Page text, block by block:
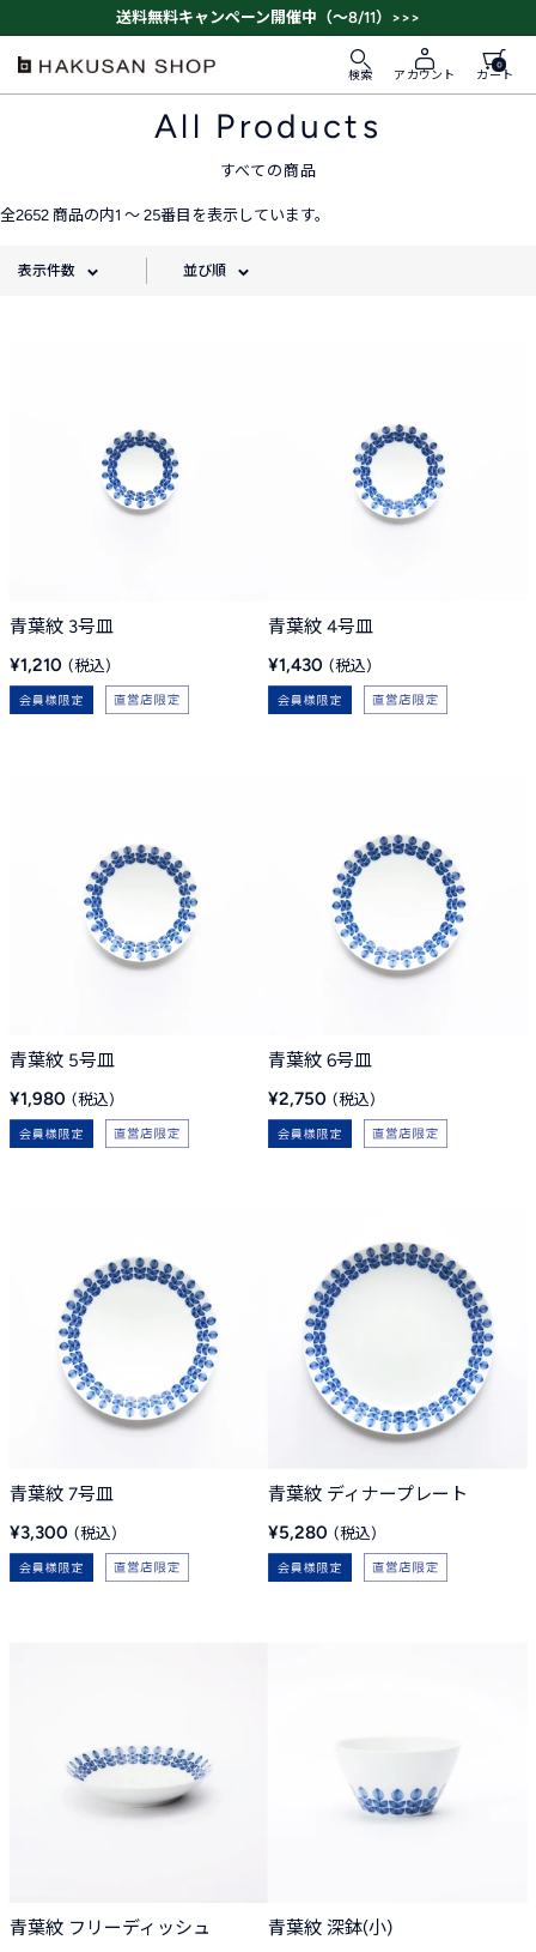
キ
プ
送料無料キャンペーン開催中（～8/11）>>>
HAKUSAN
SHOP
検索 アカウント
0
カート
All Products
すべての商品
全2652 商品の内1 〜 25番目を表示しています。
表示件数 並び順
青葉紋 3号皿
販
売
価
格
¥1,210
青葉紋 4号皿
販
売
価
格
¥1,430
青葉紋 5号皿
販
売
価
格
¥1,980
青葉紋 6号皿
販
売
価
格
¥2,750
青葉紋 7号皿
販
売
価
格
¥3,300
青葉紋 ディナープレート
販
売
価
格
¥5,280
青葉紋 フリーディッシュ
青葉紋 深鉢(小)